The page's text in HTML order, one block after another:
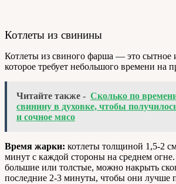
Котлеты из свинины
Котлеты из свиного фарша — это сытное
которое требует небольшого времени на
Читайте также - Сколько по
свинину в духовке, чтобы
и сочное мясо
Время жарки: котлеты толщиной 1,5-2
минут с каждой стороны на среднем
большие или толстые, можно накрыть
последние 2-3 минуты, чтобы они лучше